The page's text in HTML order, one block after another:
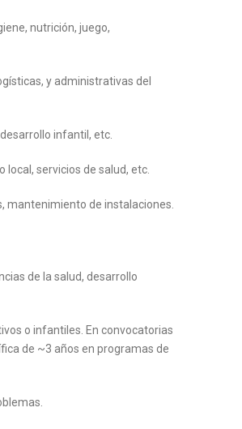
nutrición, juego,
y administrativas del
infantil, etc.
servicios de salud, etc.
mantenimiento de instalaciones.
de la salud, desarrollo
o infantiles. En convocatorias
de ~3 años en programas de